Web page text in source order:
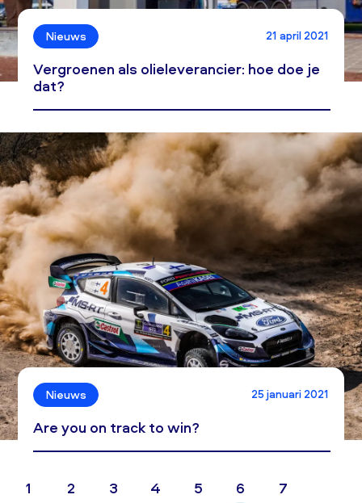
Nieuws 21 april 2021
Vergroenen als olieleverancier: hoe doe je
dat?
Nieuws 25 januari 2021
Are you on track to win?
1 2 3 4 5 6
7